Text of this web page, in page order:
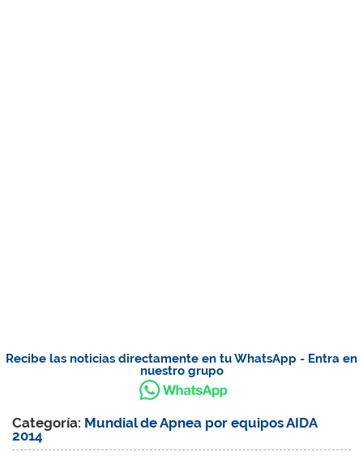
Recibe las noticias directamente en tu WhatsApp - Entra en
nuestro grupo
Categoría: Mundial de Apnea por equipos AIDA
2014